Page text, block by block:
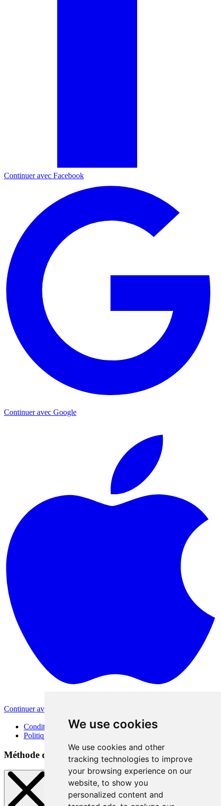
We use cookies
We use cookies and other
tracking technologies to improve
your browsing experience on our
website, to show you
personalized content and
Continuer avec Facebook
Continuer avec Google
Continuer avec Apple
Conditions d'utilisation
Politique de confidentialité
Méthode de connexion